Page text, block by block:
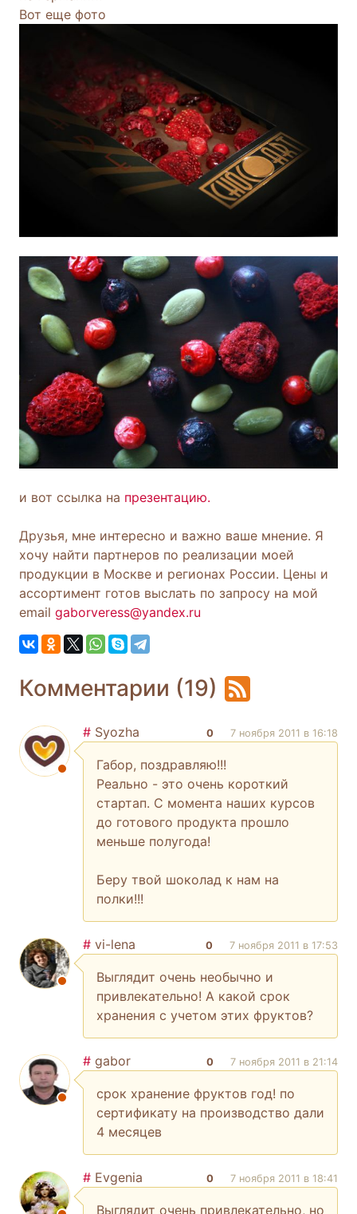
Вот еще фото
и вот ссылка на презентацию.
Друзья, мне интересно и важно ваше мнение. Я
хочу найти партнеров по реализации моей
продукции в Москве и регионах России. Цены и
ассортимент готов выслать по запросу на мой
email gaborveress@yandex.ru
Комментарии (19)
# Syozha 0 7 ноября 2011 в 16:18
Габор, поздравляю!!!
Реально - это очень короткий
стартап. С момента наших курсов
до готового продукта прошло
меньше полугода!
Беру твой шоколад к нам на
полки!!!
# vi-lena 0 7 ноября 2011 в 17:53
Выглядит очень необычно и
привлекательно! А какой срок
хранения с учетом этих фруктов?
# gabor 0 7 ноября 2011 в 21:14
срок хранение фруктов год! по
сертификату на производство дали
4 месяцев
# Evgenia 0 7 ноября 2011 в 18:41
Выглядит очень привлекательно, но